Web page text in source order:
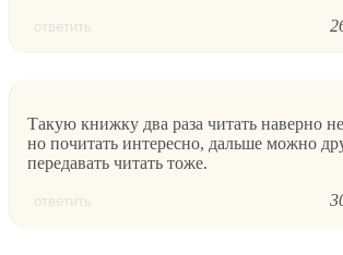
ответить
Такую книжку два раза читать наверно
но почитать интересно, дальше можно
передавать читать тоже.
ответить